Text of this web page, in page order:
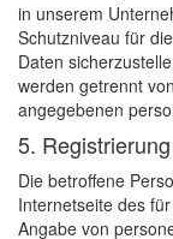
in unserem
Schutzniveau für
Daten
werden getrennt
angegebenen
5.
Die betroffene
Internetseite des
Angabe von